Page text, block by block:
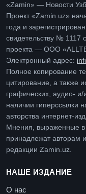
«Zamin» — Новости
Проект «Zamin.uz»
года и
свидетельству № 1117
проекта — ООО
Электронный адрес:
Полное копирование
цитирование, а также
графических, аудио-
наличии гиперссылки
авторства интернет-
Мнения, выраженные в
принадлежат авторам
редакции Zamin.uz.
НАШЕ ИЗДАНИЕ
О нас